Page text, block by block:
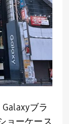
Galaxyブラ
ョーケース